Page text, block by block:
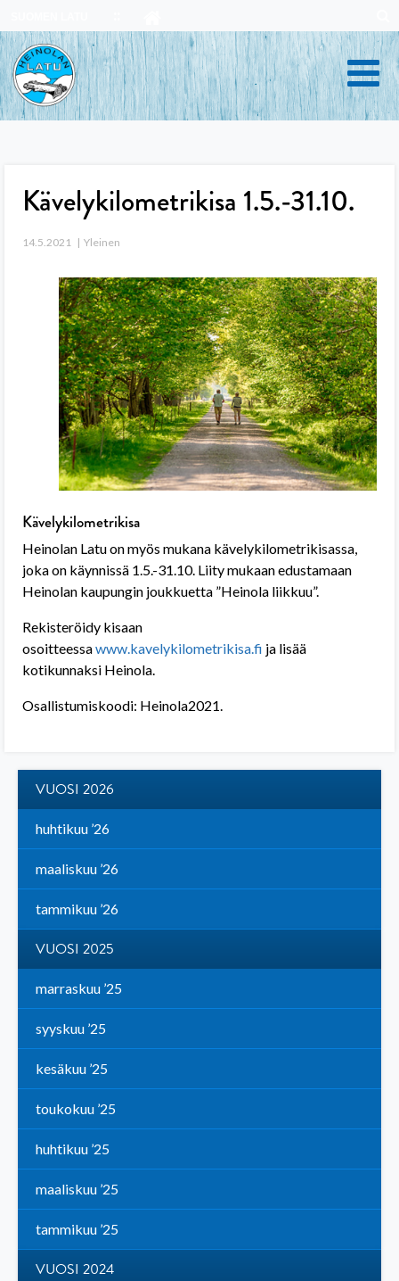
to
content
Kävelykilometrikisa 1.5.-31.10.
14.5.2021 Yleinen
Kävelykilometrikisa
Heinolan Latu on myös mukana kävelykilometrikisassa,
joka on käynnissä 1.5.-31.10. Liity mukaan edustamaan
Heinolan kaupungin joukkuetta ”Heinola liikkuu”.
Rekisteröidy kisaan
osoitteessawww.kavelykilometrikisa.fi ja lisää
kotikunnaksi Heinola.
Osallistumiskoodi: Heinola2021.
VUOSI 2026
huhtikuu ’26
maaliskuu ’26
tammikuu ’26
VUOSI 2025
marraskuu ’25
syyskuu ’25
kesäkuu ’25
toukokuu ’25
huhtikuu ’25
maaliskuu ’25
tammikuu ’25
VUOSI 2024